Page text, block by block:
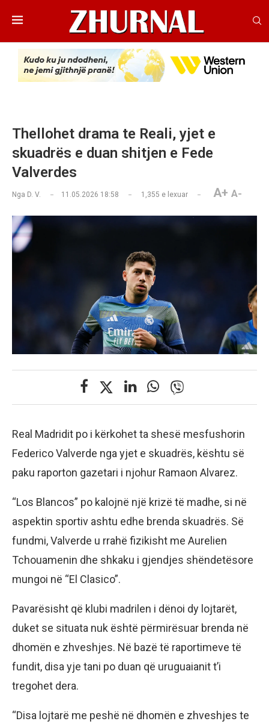
Thellohet drama te Reali, yjet e
skuadrës e duan shitjen e Fede
Valverdes
Nga D. V. 11.05.2026 18:58 1,355 e lexuar A+ A-
Real Madridit po i kërkohet ta shesë mesfushorin
Federico Valverde nga yjet e skuadrës, kështu së
paku raporton gazetari i njohur Ramaon Alvarez.
“Los Blancos” po kalojnë një krizë të madhe, si në
aspektin sportiv ashtu edhe brenda skuadrës. Së
fundmi, Valverde u rrahë fizikisht me Aurelien
Tchouamenin dhe shkaku i gjendjes shëndetësore
mungoi në “El Clasico”.
Pavarësisht që klubi madrilen i dënoi dy lojtarët,
duket se situata nuk është përmirësuar brenda në
dhomën e zhveshjes. Në bazë të raportimeve të
fundit, disa yje tani po duan që uruguaianit t’i
tregohet dera.
“Disa lojtarë me peshë në dhomën e zhveshjes te